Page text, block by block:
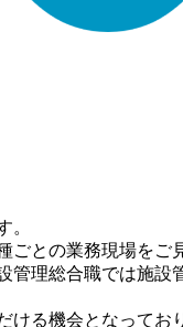
。
との業務現場をご
管理総合職では施
ける機会となって